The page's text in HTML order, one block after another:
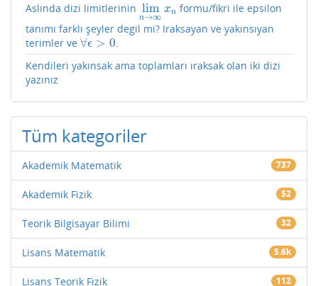
Aslında dizi limitlerinin lim
n→∞
xn
limn →∞ xn
formu/fikri ile epsilon
tanımı farklı şeyler degil mi? Iraksayan ve yakınsıyan
terimler ve ∀ϵ > 0
∀ϵ>0
Kendileri yakınsak ama toplamları ıraksak olan iki dizi
yazınız
Tüm kategoriler
Akademik Matematik 737
Akademik Fizik 52
Teorik Bilgisayar Bilimi 32
Lisans Matematik 5.6k
Lisans Teorik Fizik 112